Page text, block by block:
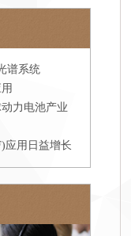
谱系统
力电池产业
应用日益增长